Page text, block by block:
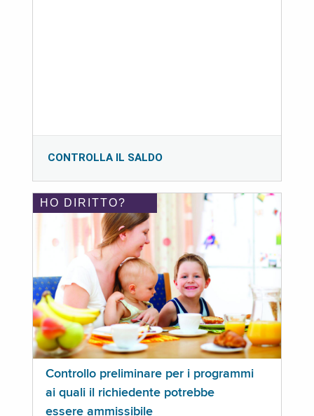
CONTROLLA IL SALDO
HO DIRITTO?
Controllo preliminare per i programmi
ai quali il richiedente potrebbe
essere ammissibile